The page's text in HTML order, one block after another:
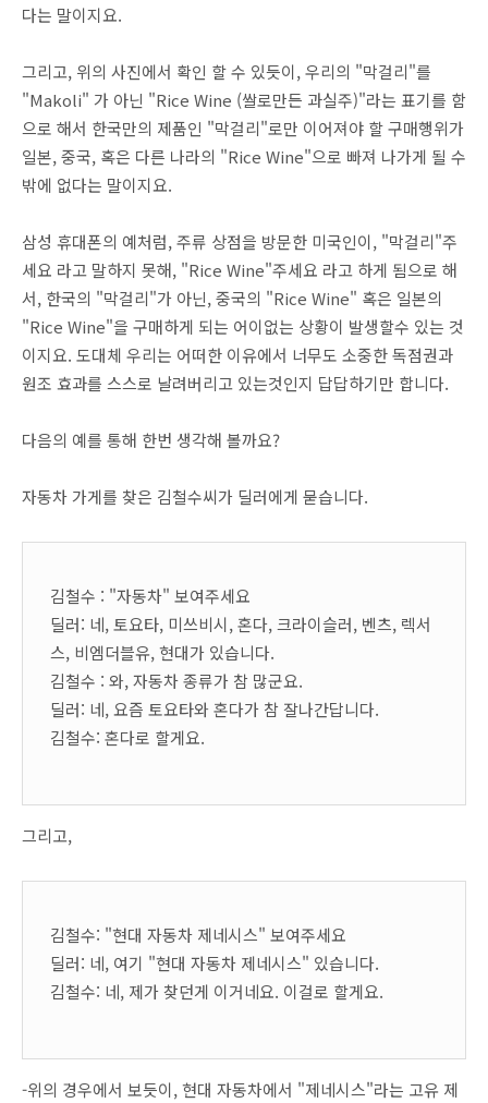
다는 말이지요.
그리고, 위의 사진에서 확인 할 수 있듯이, 우리의 "막걸리"를
"Makoli" 가 아닌 "Rice Wine (쌀로만든 과실주)"라는 표기를 함
으로 해서 한국만의 제품인 "막걸리"로만 이어져야 할 구매행위가
일본, 중국, 혹은 다른 나라의 "Rice Wine"으로 빠져 나가게 될 수
밖에 없다는 말이지요.
삼성 휴대폰의 예처럼, 주류 상점을 방문한 미국인이, "막걸리"주
세요 라고 말하지 못해, "Rice Wine"주세요 라고 하게 됨으로 해
서, 한국의 "막걸리"가 아닌, 중국의 "Rice Wine" 혹은 일본의
"Rice Wine"을 구매하게 되는 어이없는 상황이 발생할수 있는 것
이지요. 도대체 우리는 어떠한 이유에서 너무도 소중한 독점권과
원조 효과를 스스로 날려버리고 있는것인지 답답하기만 합니다.
다음의 예를 통해 한번 생각해 볼까요?
자동차 가게를 찾은 김철수씨가 딜러에게 묻습니다.
김철수 : "자동차" 보여주세요
딜러: 네, 토요타, 미쓰비시, 혼다, 크라이슬러, 벤츠, 렉서
스, 비엠더블유, 현대가 있습니다.
김철수 : 와, 자동차 종류가 참 많군요.
딜러: 네, 요즘 토요타와 혼다가 참 잘나간답니다.
김철수: 혼다로 할게요.
그리고,
김철수: "현대 자동차 제네시스" 보여주세요
딜러: 네, 여기 "현대 자동차 제네시스" 있습니다.
김철수: 네, 제가 찾던게 이거네요. 이걸로 할게요.
-위의 경우에서 보듯이, 현대 자동차에서 "제네시스"라는 고유 제